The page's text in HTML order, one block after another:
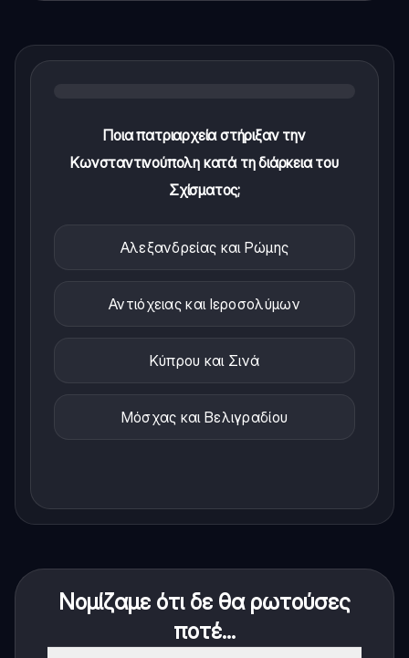
Ποια πατριαρχεία στήριξαν την
Κωνσταντινούπολη κατά τη διάρκεια του
Σχίσματος;
Αλεξανδρείας και Ρώμης
Αντιόχειας και Ιεροσολύμων
Κύπρου και Σινά
Μόσχας και Βελιγραδίου
Νομίζαμε ότι δε θα ρωτούσες
ποτέ...